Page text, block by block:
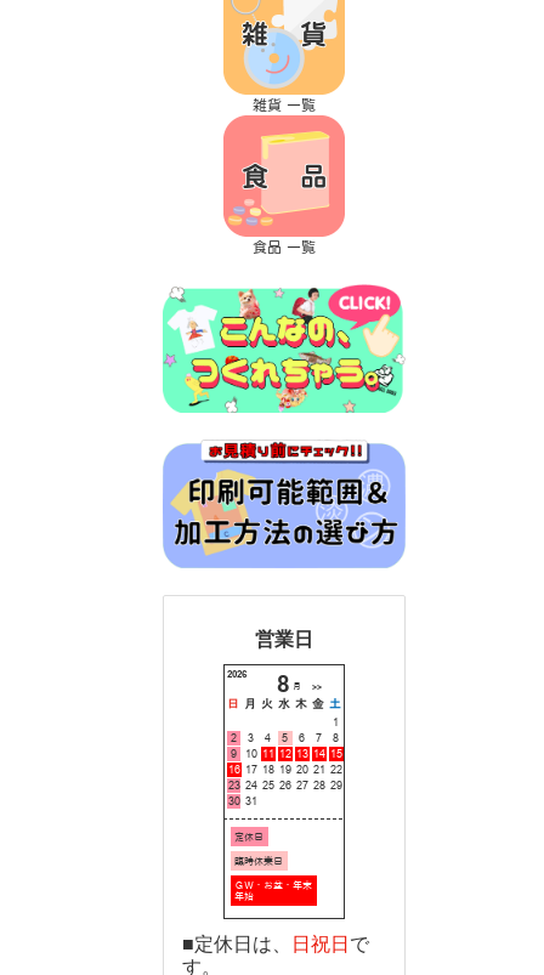
雑貨 一覧
食品 一覧
営業日
■定休日は、 日祝日で
す。